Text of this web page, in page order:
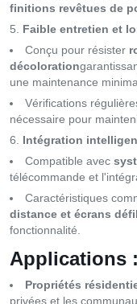
finitions revêtues de
Faible entretien et
Conçu pour résister
décoloration
une maintenance
Vérifications
nécessaire pour
Intégration
Compatible avec
télécommande et
Caractéristiques
distance et écrans
fonctionnalité.
Applications :
Propriétés
privées et les